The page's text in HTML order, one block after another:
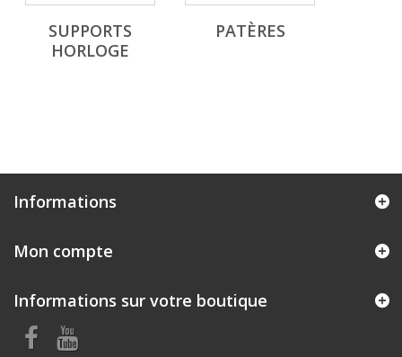
SUPPORTS
HORLOGE
PATÈRES
Informations
Mon compte
Informations sur votre boutique